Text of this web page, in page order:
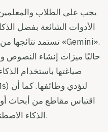
يجب على الطلاب
الأدوات الشائعة بفضل
صياغتها باستخدام
اقتباس مقاطع من أبحاث
الذكاء الاصطناعي يؤدي أيضًا إلى اكتشاف ذلك.